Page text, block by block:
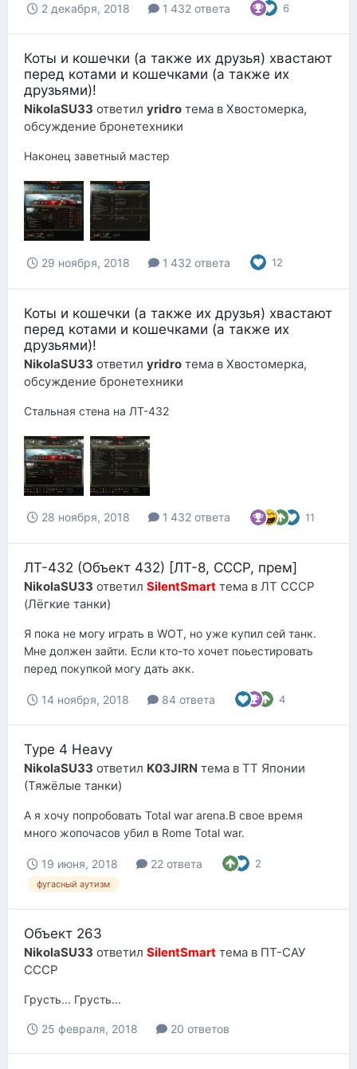
2 декабря, 2018 1 432 ответа 6
Коты и кошечки (а также их друзья) хвастают
перед котами и кошечками (а также их
друзьями)!
NikolaSU33 ответил yridro тема в Хвостомерка,
обсуждение бронетехники
Наконец заветный мастер
29 ноября, 2018 1 432 ответа 12
Коты и кошечки (а также их друзья) хвастают
перед котами и кошечками (а также их
друзьями)!
NikolaSU33 ответил yridro тема в Хвостомерка,
обсуждение бронетехники
Стальная стена на ЛТ-432
28 ноября, 2018 1 432 ответа 11
ЛТ-432 (Объект 432) [ЛТ-8, СССР, прем]
NikolaSU33 ответил SilentSmart тема в ЛТ СССР
(Лёгкие танки)
Я пока не могу играть в WOT, но уже купил сей танк.
Мне должен зайти. Если кто-то хочет поьестировать
перед покупкой могу дать акк.
14 ноября, 2018 84 ответа 4
Type 4 Heavy
NikolaSU33 ответил K03JIRN тема в ТТ Японии
(Тяжёлые танки)
А я хочу попробовать Total war arena.В свое время
много жопочасов убил в Rome Total war.
19 июня, 2018 22 ответа 2
фугасный аутизм
Объект 263
NikolaSU33 ответил SilentSmart тема в ПТ-САУ
СССР
Грусть... Грусть...
25 февраля, 2018 20 ответов